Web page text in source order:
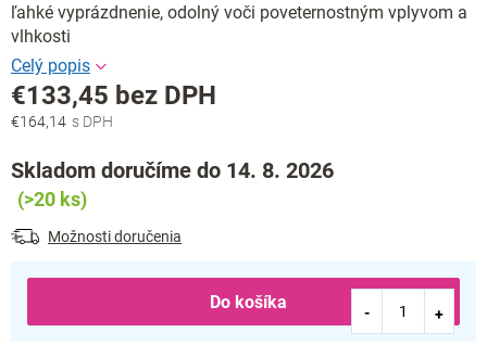
ľahké vyprázdnenie, odolný voči poveternostným vplyvom a
vlhkosti
€164,14
€133,45 bez DPH
Jednotková
Skladom doručíme do 14. 8. 2026
(>20 ks)
Možnosti doručenia
Do košíka